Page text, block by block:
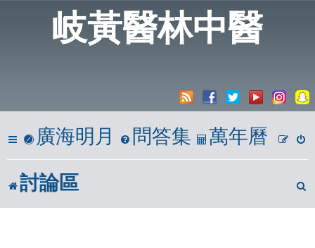
岐黃醫林中醫
廣海明月 問答集 萬年曆
討論區